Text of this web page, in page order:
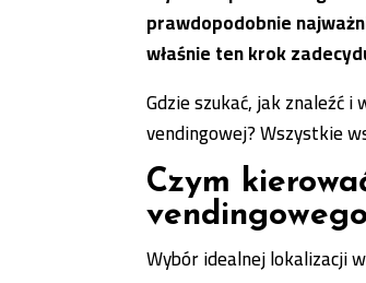
prawdopodobnie
właśnie ten krok
Gdzie szukać, jak znaleźć
vendingowej? Wszystkie
Czym
Wybór idealnej lokalizacji